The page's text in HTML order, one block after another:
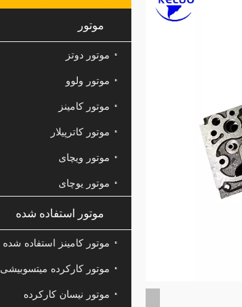
موتور
موتور دوتز
موتور ولوو
موتور کامینز
موتور کاترپیلار
موتور ویچای
موتور یوچای
موتور استفاده شده
موتور کامینز استفاده شده
موتور کارکرده میتسوبیشی
موتور نیسان کارکرده